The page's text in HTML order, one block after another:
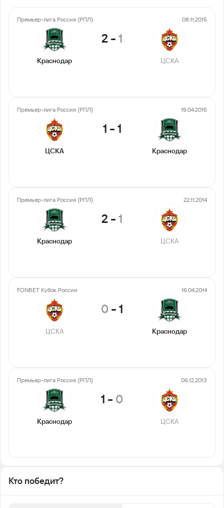
Премьер-лига Россия (РПЛ) 08.11.2015
Краснодар
2-1
ЦСКА
Премьер-лига Россия (РПЛ) 19.04.2015
ЦСКА
1 -1
Краснодар
Премьер-лига Россия (РПЛ) 22.11.2014
Краснодар
2-1
ЦСКА
FONBET Кубок России 16.04.2014
ЦСКА
0-1
Краснодар
Премьер-лига Россия (РПЛ) 06.12.2013
Краснодар
1 - 0
ЦСКА
Кто победит?